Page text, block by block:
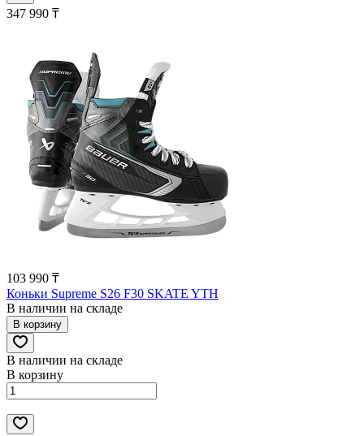
347 990 ₸
103 990 ₸
Коньки Supreme S26 F30 SKATE YTH
В наличии на складе
В корзину
В наличии на складе
В корзину